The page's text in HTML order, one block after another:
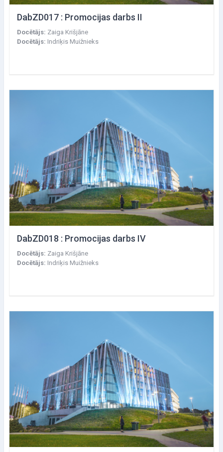
DabZD017 : Promocijas darbs II
Docētājs: Zaiga Krišjāne
Docētājs: Indriķis Muižnieks
DabZD018 : Promocijas darbs IV
Docētājs: Zaiga Krišjāne
Docētājs: Indriķis Muižnieks